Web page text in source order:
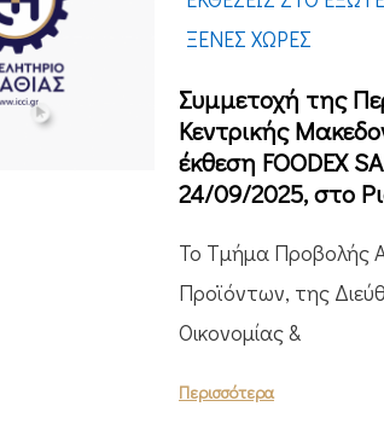
ΞΈΝΕΣ ΧΏΡΕΣ
Συμμετοχή της
Κεντρικής
έκθεση FOODEX
24/09/2025, στο
Το Τμήμα Προβολής
Προϊόντων, της
Οικονομίας &
Περισσότερα